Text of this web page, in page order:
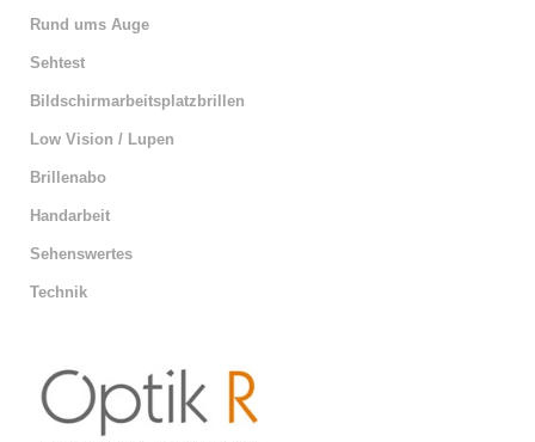
Rund ums Auge
Sehtest
Bildschirmarbeitsplatzbrillen
Low Vision / Lupen
Brillenabo
Handarbeit
Sehenswertes
Technik